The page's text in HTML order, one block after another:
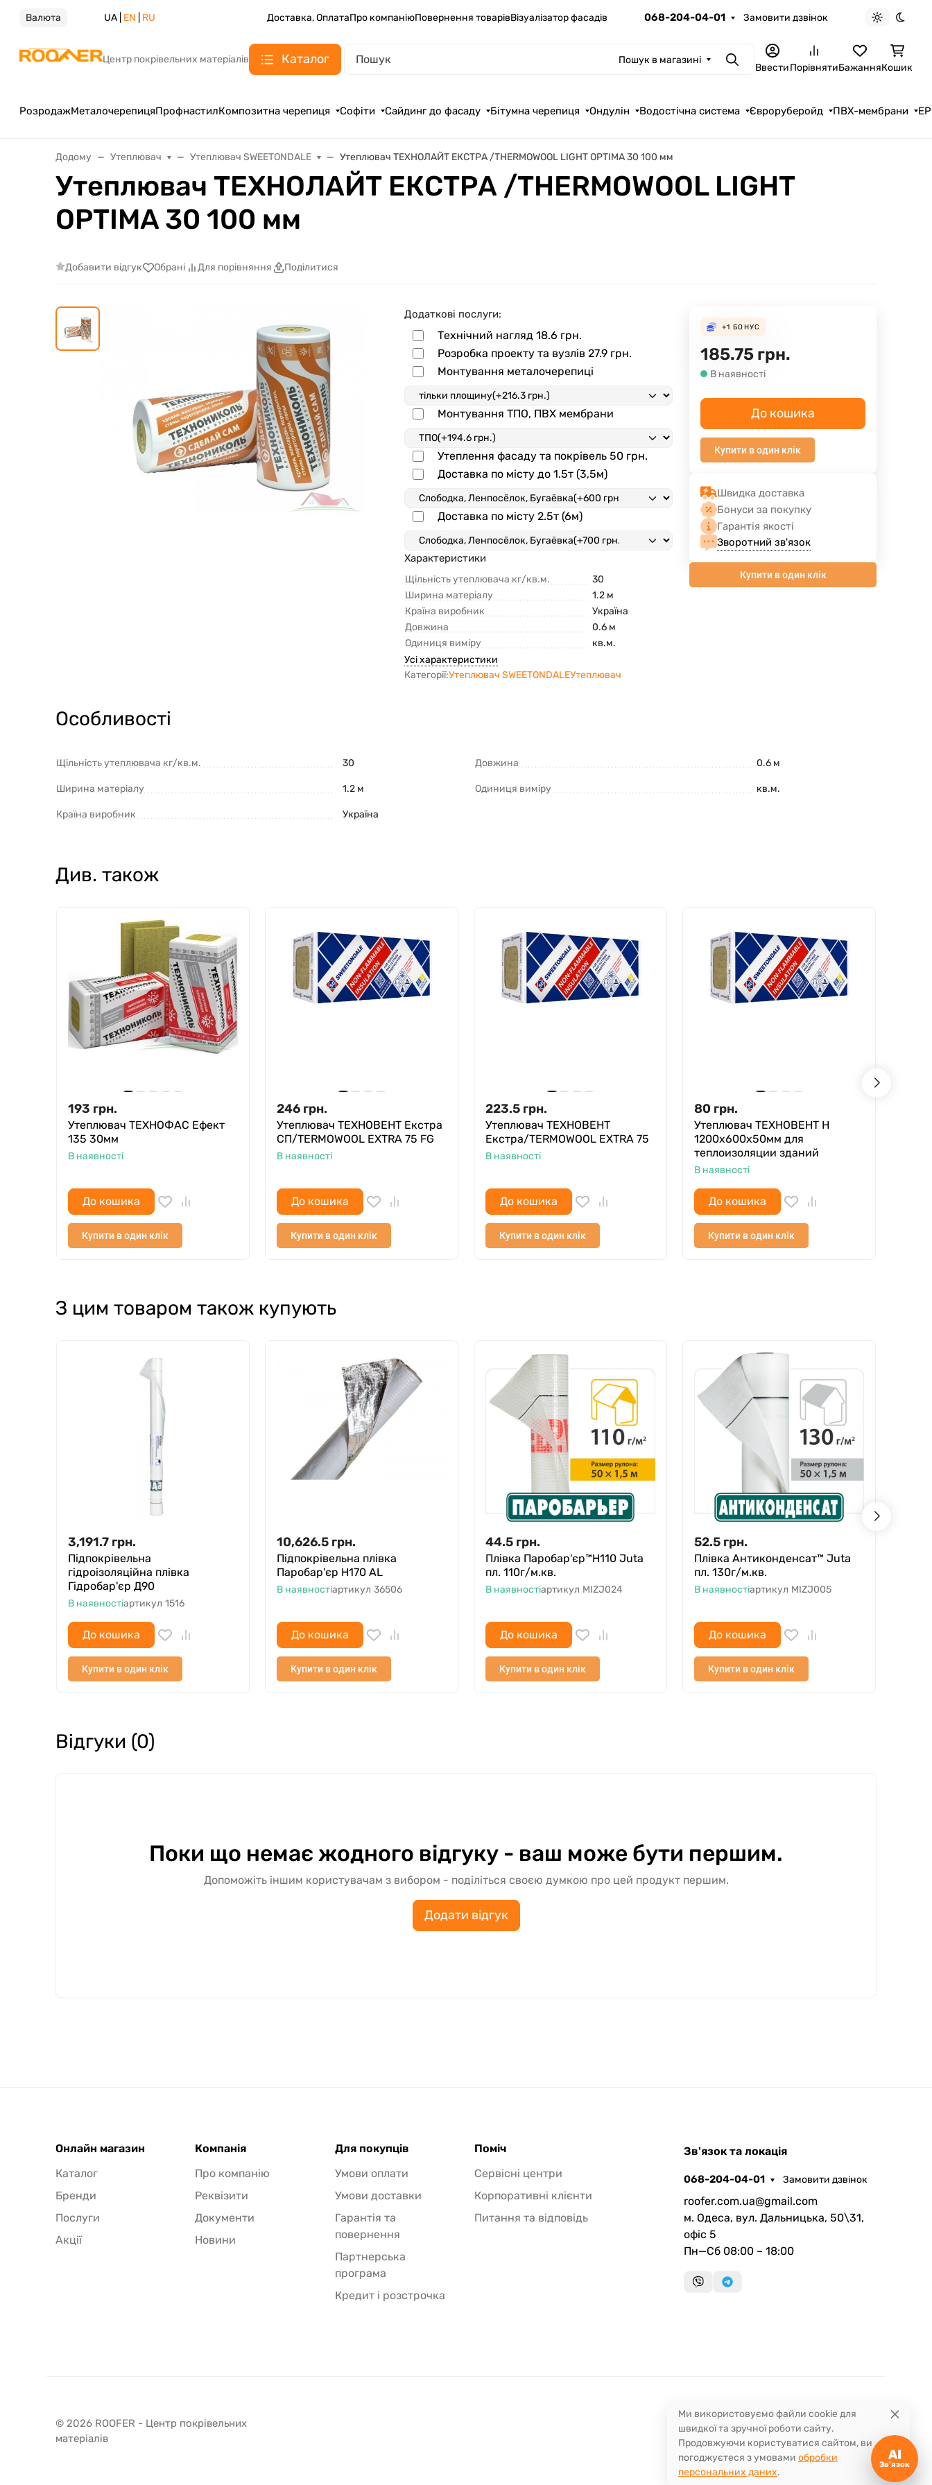
Валюта UA | EN RU Доставка, ОплатаПро компаніюПовернення товарівВізуалізатор фасадів 068-204-04-01 Замовити дзвінок
Light theme
Dark
Центр покрівельних матеріалів Каталог Пошук в магазині ПошукВвестиПорівнятиБажанняКошик
РозродажМеталочерепицяПрофнастилКомпозитна черепиця Софіти Сайдинг до фасаду Бітумна черепиця Ондулін Водостічна система Євроруберойд ПВХ-мембрани
Додому Утеплювач Утеплювач SWEETONDALE Утеплювач ТЕХНОЛАЙТ ЕКСТРА /THERMOWOOL LIGHT OPTIMA 30 100 мм
Утеплювач ТЕХНОЛАЙТ ЕКСТРА /THERMOWOOL LIGHT
OPTIMA 30 100 мм
Добавити відгук Обрані Для порівняння Поділитися
Додаткові послуги:
Технічний нагляд18.6 грн.
Розробка проекту та вузлів27.9 грн.
Монтування металочерепиці
Монтування ТПО, ПВХ мембрани
Утеплення фасаду та покрівель50 грн.
Доставка по місту до 1.5т (3,5м)
Доставка по місту 2.5т (6м)
Характеристики
Щільність утеплювача кг/кв.м.
30
Ширина матеріалу
1.2 м
Країна виробник
Україна
Довжина
0.6 м
Одиниця виміру
кв.м.
Усі характеристики
Категорії:Утеплювач SWEETONDALEУтеплювач
+1 БОНУС
185.75 грн.
В наявності
До кошика
Купити в один клік
Швидка доставка
Бонуси за покупку
Гарантія якості
Зворотний зв'язок
Купити в один клік
Особливості
Щільність утеплювача кг/кв.м. 30
Ширина матеріалу 1.2 м
Країна виробник Україна
Довжина 0.6 м
Одиниця виміру кв.м.
Див. також
193 грн.
Утеплювач ТЕХНОФАС Ефект
135 30мм
В наявності
До кошика
Купити в один клік
246 грн.
Утеплювач ТЕХНОВЕНТ Екстра
CП/TERMOWOOL EXTRA 75 FG
В наявності
До кошика
Купити в один клік
223.5 грн.
Утеплювач ТЕХНОВЕНТ
Екстра/TERMOWOOL EXTRA 75
В наявності
До кошика
Купити в один клік
80 грн.
Утеплювач ТЕХНОВЕНТ Н
1200х600х50мм для
теплоизоляции зданий
В наявності
До кошика
Купити в один клік
З цим товаром також купують
3,191.7 грн.
Підпокрівельна
гідроізоляційна плівка
Гідробар'єр Д90
В наявностіартикул 1516
До кошика
Купити в один клік
10,626.5 грн.
Підпокрівельна плівка
Паробар'єр Н170 AL
В наявностіартикул 36506
До кошика
Купити в один клік
44.5 грн.
Плівка Паробар'єр™Н110 Juta
пл. 110г/м.кв.
В наявностіартикул MIZJ024
До кошика
Купити в один клік
52.5 грн.
Плівка Антиконденсат™ Juta
пл. 130г/м.кв.
В наявностіартикул MIZJ005
До кошика
Купити в один клік
Відгуки (0)
Поки що немає жодного відгуку - ваш може бути першим.
Допоможіть іншим користувачам з вибором - поділіться своєю думкою про цей продукт першим.
Додати відгук
Онлайн магазин
Каталог
Бренди
Послуги
Акції
Компанія
Про компанію
Реквізити
Документи
Новини
Для покупців
Умови оплати
Умови доставки
Гарантія та
повернення
Партнерська
програма
Кредит і розстрочка
Поміч
Сервісні центри
Корпоративні клієнти
Питання та відповідь
Зв'язок та локація
068-204-04-01 Замовити дзвінок
roofer.com.ua@gmail.com
м. Одеса, вул. Дальницька, 50\31,
офіс 5
Пн—Сб 08:00 – 18:00
© 2026 ROOFER - Центр покрівельних
матеріалів
Ми використовуємо файли cookie для
швидкої та зручної роботи сайту.
Продовжуючи користуватися сайтом, ви
погоджуєтеся з умовами обробки
персональних даних.
AI
Зв'язок
ROOFER
AI помічник